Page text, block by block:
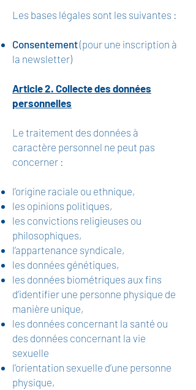
Les bases légales sont les suivantes :
Consentement(pour une inscription à
la newsletter)
Article 2. Collecte des données
personnelles
Le traitement des données à
caractère personnel ne peut pas
concerner :
l’origine raciale ou ethnique,
les opinions politiques,
les convictions religieuses ou
philosophiques,
l’appartenance syndicale,
les données génétiques,
les données biométriques aux fins
d’identifier une personne physique de
manière unique,
les données concernant la santé ou
des données concernant la vie
sexuelle
l’orientation sexuelle d’une personne
physique,